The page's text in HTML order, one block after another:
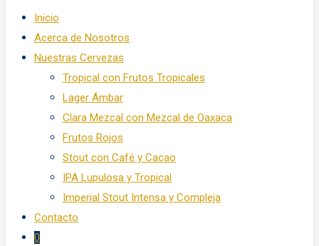
Inicio
Acerca de Nosotros
Nuestras Cervezas
Tropical con Frutos Tropicales
Lager Ámbar
Clara Mezcal con Mezcal de Oaxaca
Frutos Rojos
Stout con Café y Cacao
IPA Lupulosa y Tropical
Imperial Stout Intensa y Compleja
Contacto
0